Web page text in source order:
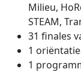
Milieu,
STEAM,
31 finales
1
1